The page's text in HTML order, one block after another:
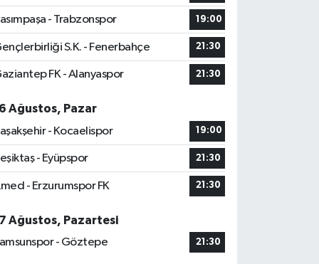
- Trabzonspor 19:00
S.K. - Fenerbahçe 21:30
FK - Alanyaspor 21:30
Ağustos, Pazar
- Kocaelispor
19:00
- Eyüpspor 21:30
- Erzurumspor FK 21:30
Ağustos, Pazartesi
- Göztepe
21:30